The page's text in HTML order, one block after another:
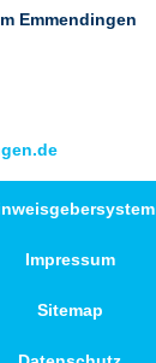
Emmendingen
Impressum
Sitemap